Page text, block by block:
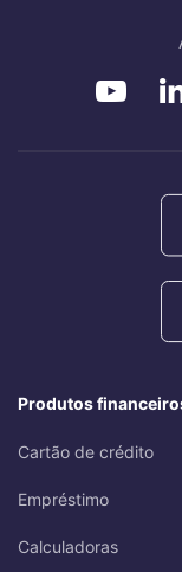
Produtos
Cartão de crédito
Empréstimo
Calculadoras